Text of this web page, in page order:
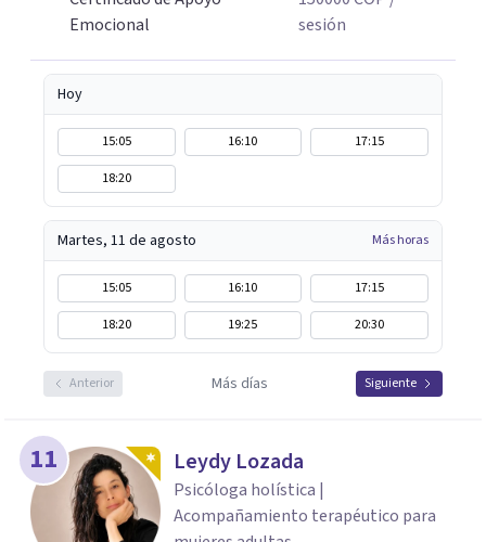
Emocional
sesión
Hoy
15:05 16:10
17:15
18:20
Martes, 11 de agosto Más horas
15:05 16:10
17:15
18:20
19:25 20:30
Anterior Más días Siguiente
11 Leydy Lozada
Psicóloga holística |
Acompañamiento terapéutico para